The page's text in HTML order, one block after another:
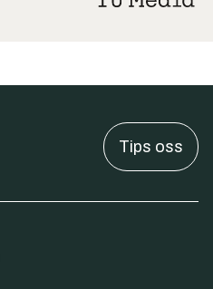
Tips oss